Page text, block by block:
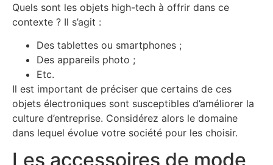
Quels sont les objets high-tech à offrir dans ce
contexte ? Il s’agit :
Des tablettes ou smartphones ;
Des appareils photo ;
Etc.
Il est important de préciser que certains de ces
objets électroniques sont susceptibles d’améliorer la
culture d’entreprise. Considérez alors le domaine
dans lequel évolue votre société pour les choisir.
Les accessoires de mode